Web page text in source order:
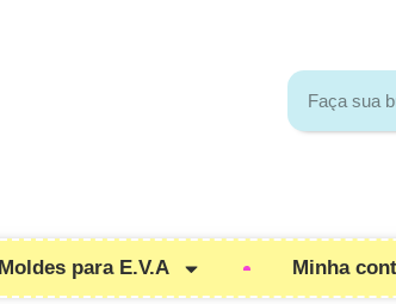
Moldes para E.V.A Minha